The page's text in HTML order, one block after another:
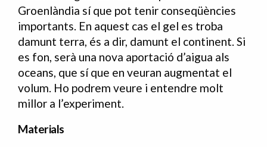
Groenlàndia sí que pot tenir conseqüències
importants. En aquest cas el gel es troba
damunt terra, és a dir, damunt el continent. Si
es fon, serà una nova aportació d’aigua als
oceans, que sí que en veuran augmentat el
volum. Ho podrem veure i entendre molt
millor a l’experiment.
Materials